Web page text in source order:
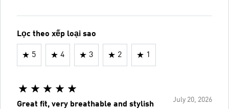
Lọc theo xếp loại sao
5 4 3 2 1
July 20, 2026
Great fit, very breathable and stylish